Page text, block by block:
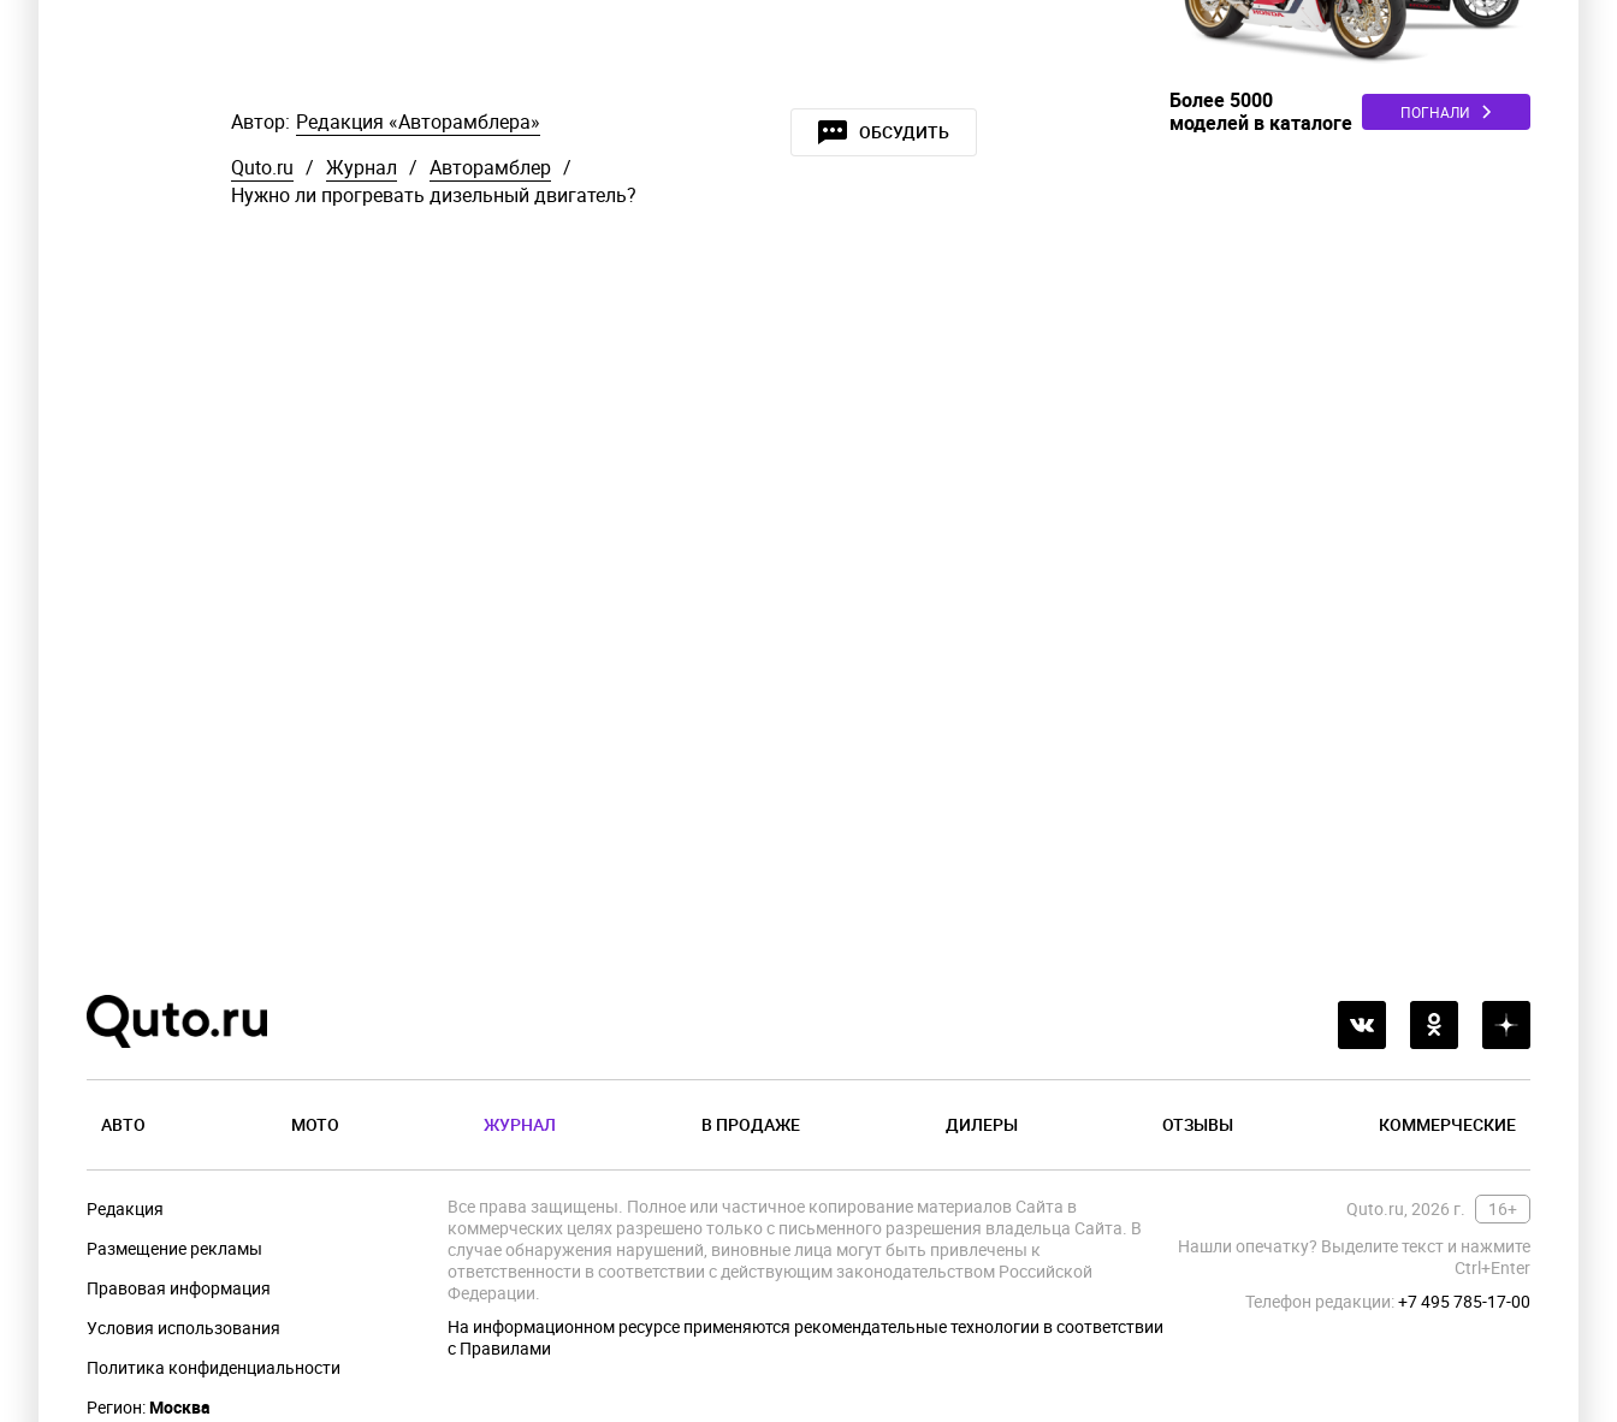
ОБСУДИТЬ
Автор: Редакция «Авторамблера»
Quto.ru / Журнал / Авторамблер /
Нужно ли прогревать дизельный двигатель?
Более 5000
моделей в каталоге
ПОГНАЛИ
АВТО МОТО ЖУРНАЛ В ПРОДАЖЕ ДИЛЕРЫ ОТЗЫВЫ КОММЕРЧЕСКИЕ
Редакция
Размещение рекламы
Правовая информация
Условия использования
Политика конфиденциальности
Регион:Москва
Quto.ru, 2026 г.
16+
Нашли опечатку? Выделите текст и нажмите
Ctrl+Enter
Телефон редакции:+7 495 785-17-00
Все права защищены. Полное или частичное копирование материалов Сайта в
коммерческих целях разрешено только с письменного разрешения владельца Сайта. В
случае обнаружения нарушений, виновные лица могут быть привлечены к
ответственности в соответствии с действующим законодательством Российской
Федерации.
На информационном ресурсе применяются рекомендательные технологии в соответствии
с Правилами